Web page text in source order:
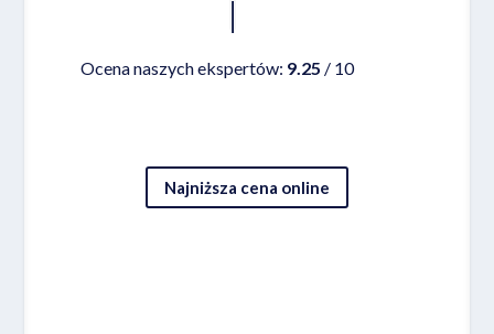
Ocena naszych ekspertów: 9.25 / 10
Najniższa cena online